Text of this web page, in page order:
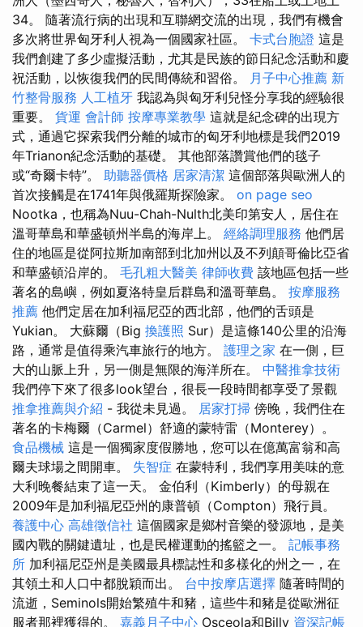
34。 隨著流行病的出現和互聯網交流的出現，我們有機會
多次將世界匈牙利人視為一個國家社區。 卡式台胞證 這是
我們創建了多少虛擬活動，尤其是民族的節日紀念活動和慶
祝活動，以恢復我們的民間傳統和習俗。 月子中心推薦 新
竹整骨服務 人工植牙 我認為與匈牙利兒怪分享我的經驗很
重要。 貨運 會計師 按摩專業教學 這就是紀念碑的出現方
式，通過它探索我們分離的城市的匈牙利地標是我們2019
年Trianon紀念活動的基礎。 其他部落讚賞他們的毯子
或“奇爾卡特”。 助聽器價格 居家清潔 這個部落與歐洲人的
首次接觸是在1741年與俄羅斯探險家。 on page seo
Nootka，也稱為Nuu-Chah-Nulth北美印第安人，居住在
溫哥華島和華盛頓州半島的海岸上。 經絡調理服務 他們居
住的地區是從阿拉斯加南部到北加州以及不列顛哥倫比亞省
和華盛頓沿岸的。 毛孔粗大醫美 律師收費 該地區包括一些
著名的島嶼，例如夏洛特皇后群島和溫哥華島。 按摩服務
推薦 他們定居在加利福尼亞的西北部，他們的舌頭是
Yukian。 大蘇爾（Big 換護照 Sur）是這條140公里的沿海
路，通常是值得乘汽車旅行的地方。 護理之家 在一側，巨
大的山脈上升，另一側是無限的海洋所在。 中醫推拿技術
我們停下來了很多look望台，很長一段時間都享受了景觀
推拿推薦與介紹 - 我從未見過。 居家打掃 傍晚，我們住在
著名的卡梅爾（Carmel）舒適的蒙特雷（Monterey）。
食品機械 這是一個獨家度假勝地，您可以在億萬富翁和高
爾夫球場之間開車。 失智症 在蒙特利，我們享用美味的意
大利晚餐結束了這一天。 金伯利（Kimberly）的母親在
2009年是加利福尼亞州的康普頓（Compton）飛行員。
養護中心 高雄徵信社 這個國家是鄉村音樂的發源地，是美
國內戰的關鍵遺址，也是民權運動的搖籃之一。 記帳事務
所 加利福尼亞州是美國最具標誌性和多樣化的州之一，在
其領土和人口中都脫穎而出。 台中按摩店選擇 隨著時間的
流逝，Seminols開始繁殖牛和豬，這些牛和豬是從歐洲征
服者那裡獲得的。 嘉義月子中心 Osceola和Billy 資深記帳